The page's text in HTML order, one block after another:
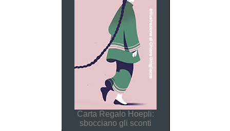
Carta Regalo Hoepli:
sbocciano gli sconti